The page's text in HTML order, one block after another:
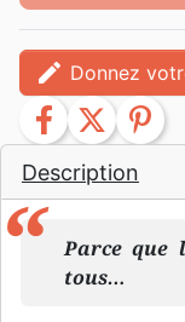
Description
Parce que
tous…
edit Donnez
facebook twitter pinterest